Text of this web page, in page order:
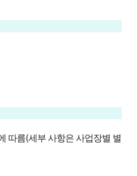
따름(세부 사항은 사업장별 별